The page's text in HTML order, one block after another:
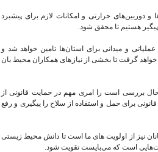
دوربین‌های حرارتی و امکانات لازم برای پیشبرد
هستیم تا محقق شود.
و میدانی برای استان‌ها تامین خواهد شد و
خواهد گرفت تا بخشی از نیازهای همکاران محیط بان
بررسی است را امری مهم در حمایت قانونی از
برای حمل و استفاده از سلاح را پیگیری و رفع
نیز از اولویت های ما است تا دانش محیط زیستی
است که می‌بایست تقویت شود.